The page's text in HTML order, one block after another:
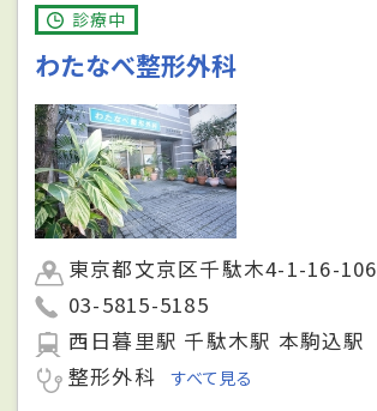
診療中
わたなべ整形外科
東京都文京区千駄木4-1-16-106
03-5815-5185
西日暮里駅 千駄木駅 本駒込駅
整形外科
すべて見る